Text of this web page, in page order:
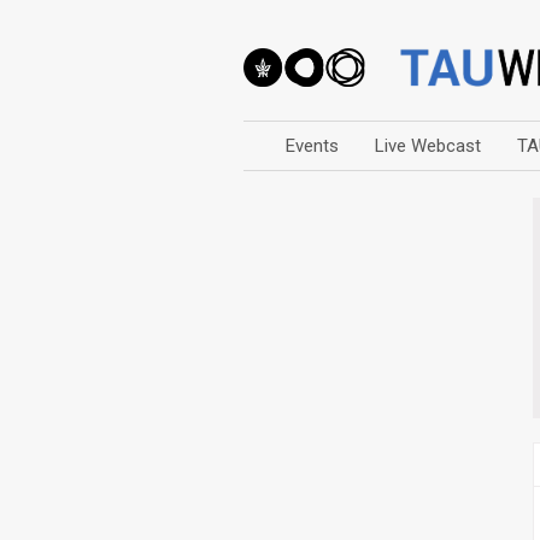
Events Live Webcast